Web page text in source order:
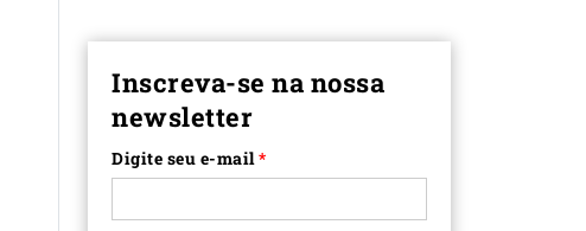
Inscreva-se na nossa
newsletter
Digite seu e-mail*